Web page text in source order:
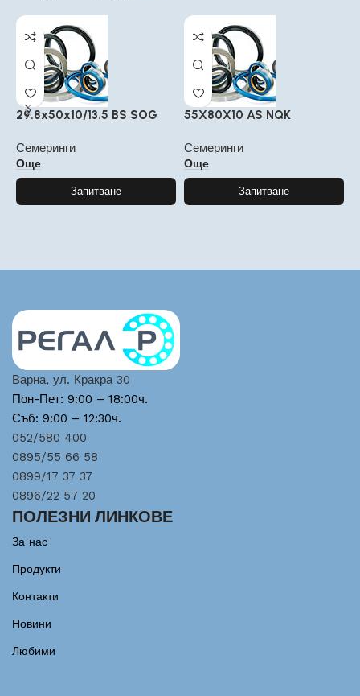
29.8x50x10/13.5 BS SOG
Семеринги
Още
Запитване
55X80X10 AS NQK
Семеринги
Още
Запитване
Варна, ул. Кракра 30
Пон-Пет: 9:00 – 18:00ч.
Съб: 9:00 – 12:30ч.
052/580 400
0895/55 66 58
0899/17 37 37
0896/22 57 20
ПОЛЕЗНИ ЛИНКОВЕ
За нас
Продукти
Контакти
Новини
Любими